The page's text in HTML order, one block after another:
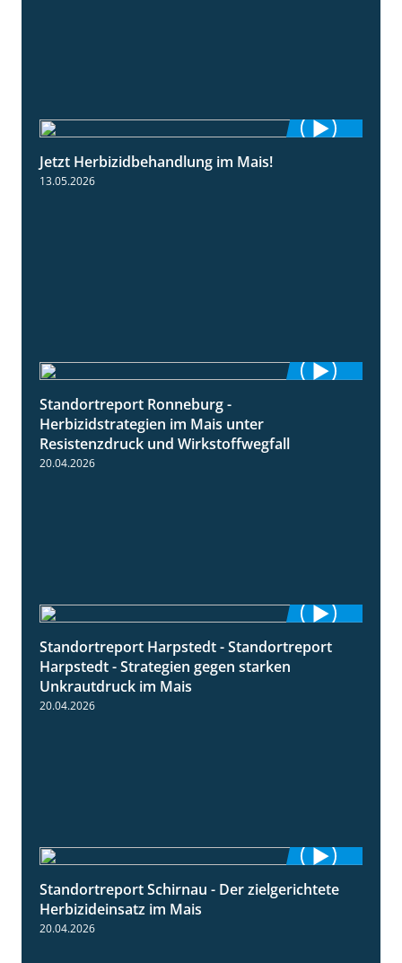
Jetzt Herbizidbehandlung im Mais!
13.05.2026
Standortreport Ronneburg -
Herbizidstrategien im Mais unter
Resistenzdruck und Wirkstoffwegfall
20.04.2026
9:11
Standortreport Harpstedt - Standortreport
Harpstedt - Strategien gegen starken
Unkrautdruck im Mais
20.04.2026
9:27
Standortreport Schirnau - Der zielgerichtete
Herbizideinsatz im Mais
20.04.2026